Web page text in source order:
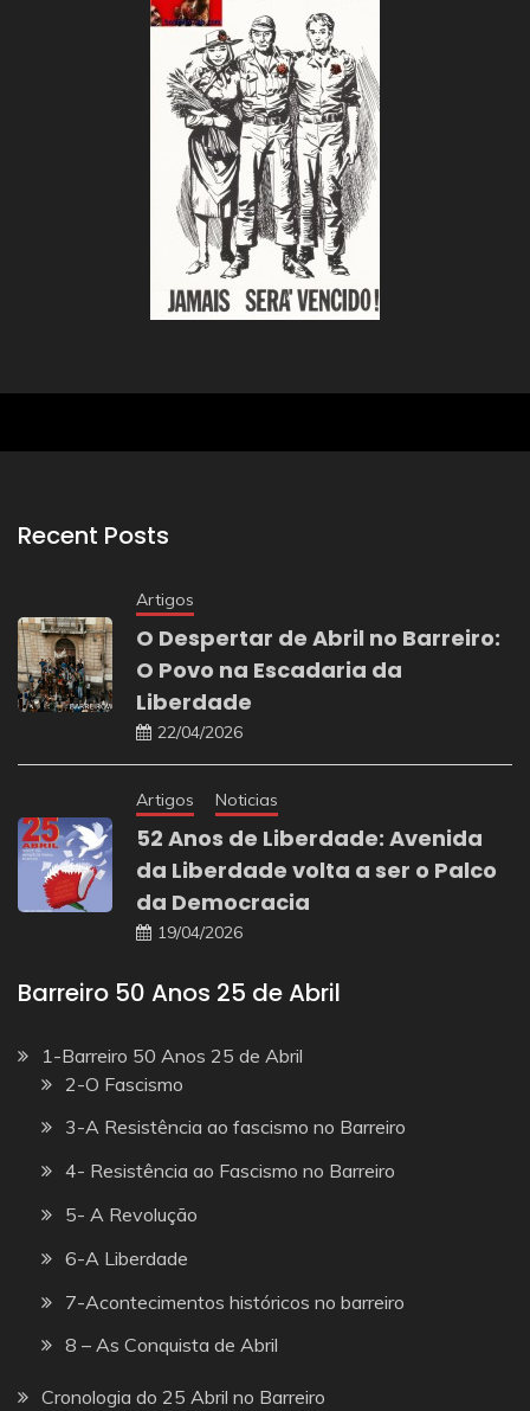
Recent Posts
Artigos
O Despertar de Abril no Barreiro:
O Povo na Escadaria da
Liberdade
22/04/2026
Artigos Noticias
52 Anos de Liberdade: Avenida
da Liberdade volta a ser o Palco
da Democracia
19/04/2026
Barreiro 50 Anos 25 de Abril
1-Barreiro 50 Anos 25 de Abril
2-O Fascismo
3-A Resistência ao fascismo no Barreiro
4- Resistência ao Fascismo no Barreiro
5- A Revolução
6-A Liberdade
7-Acontecimentos históricos no barreiro
8 – As Conquista de Abril
Cronologia do 25 Abril no Barreiro